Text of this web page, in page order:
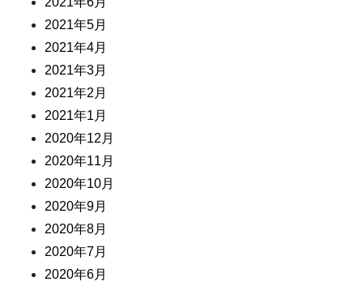
2021年5月
2021年4月
2021年3月
2021年2月
2021年1月
2020年12月
2020年11月
2020年10月
2020年9月
2020年8月
2020年7月
2020年6月